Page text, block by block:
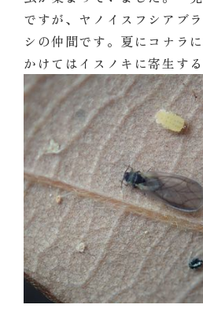
ですが、ヤノイスフシアブ
シの仲間です。夏にコナラ
かけてはイスノキに寄生する